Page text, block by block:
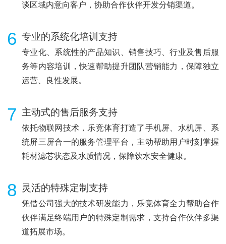
谈区域内意向客户，协助合作伙伴开发分销渠道。
6 专业的系统化培训支持
专业化、系统性的产品知识、销售技巧、行业及售后服
务等内容培训，快速帮助提升团队营销能力，保障独立
运营、良性发展。
7 主动式的售后服务支持
依托物联网技术，乐竞体育打造了手机屏、水机屏、系
统屏三屏合一的服务管理平台，主动帮助用户时刻掌握
耗材滤芯状态及水质情况，保障饮水安全健康。
8 灵活的特殊定制支持
凭借公司强大的技术研发能力，乐竞体育全力帮助合作
伙伴满足终端用户的特殊定制需求，支持合作伙伴多渠
道拓展市场。